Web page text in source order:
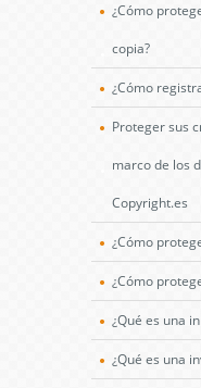
¿Cómo
copia?
¿Cómo
Proteger sus
marco de los
Copyright.es
¿Cómo
¿Cómo
¿Qué es una
¿Qué es una